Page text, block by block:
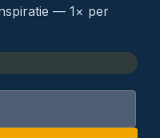
— 1× per